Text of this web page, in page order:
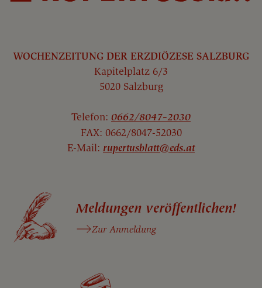
WOCHENZEITUNG DER ERZDIÖZESE SALZBURG
Kapitelplatz 6/3
5020 Salzburg
Telefon: 0662/8047-2030
FAX: 0662/8047-52030
E-Mail: rupertusblatt@eds.at
Meldungen veröffentlichen!
Zur Anmeldung